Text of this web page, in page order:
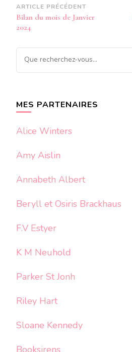
Navigation
d’article
ARTICLE PRÉCÉDENT
Bilan du mois de Janvier
2024
Vous
recherchiez
MES PARTENAIRES
Alice Winters
Amy Aislin
Annabeth Albert
Beryll et Osiris Brackhaus
F.V Estyer
K M Neuhold
Parker St Jonh
Riley Hart
Sloane Kennedy